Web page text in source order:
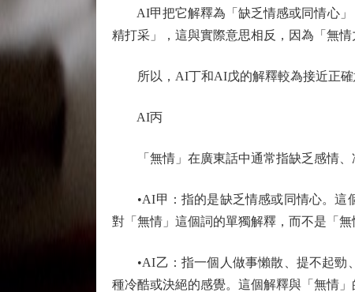
AI甲把它解釋為「缺乏情感或同情心」
精打采」，這與實際意思相反，因為「無
所以，AI丁和AI戊的解釋較為接近正確
AI丙
「無情」在廣東話中通常指缺乏感情、
•AI甲：指的是缺乏情感或同情心。這個
對「無情」這個詞的單獨解釋，而不是「無
•AI乙：指一個人做事懶散、提不起勁、
種冷酷或決絕的感覺。這個解釋與「無情」